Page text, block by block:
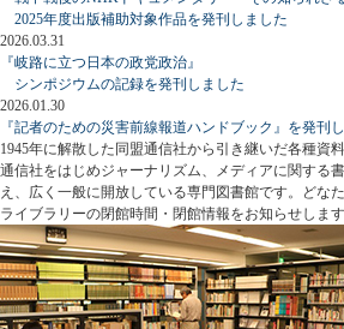
2025年度出版補助対象作品を発刊しました
2026.03.31
『岐路に立つ日本の政党政治』
シンポジウムの記録を発刊しました
2026.01.30
『記者のための災害前線報道ハンドブック』を発刊
1945年に解散した同盟通信社から引き継いだ各種資
通信社をはじめジャーナリズム、メディアに関する
え、広く一般に開放している専門図書館です。どな
ライブラリーの閉館時間・閉館情報をお知らせします